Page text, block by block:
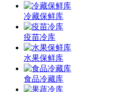
冷藏保鲜库
疫苗冷库
水果保鲜库
食品冷藏库